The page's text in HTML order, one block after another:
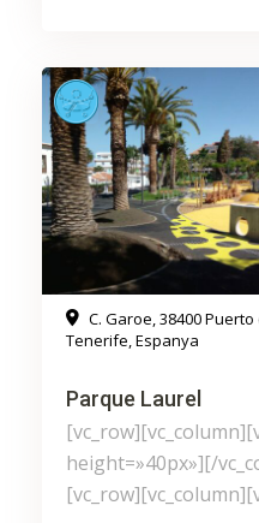
C. Garoe, 38400
Tenerife, Espanya
Parque Laurel
height=»40px»][/